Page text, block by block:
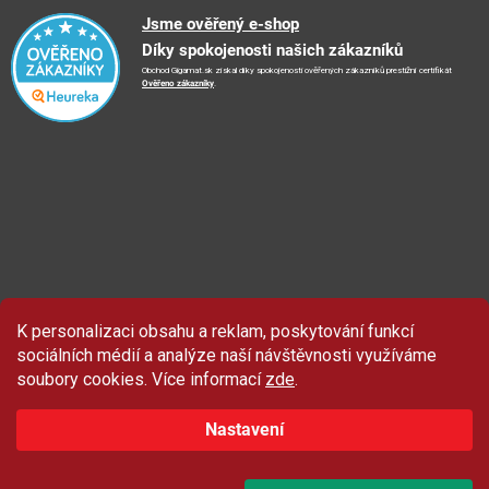
K personalizaci obsahu a reklam, poskytování funkcí
sociálních médií a analýze naší návštěvnosti využíváme
soubory cookies. Více informací zde.
Nastavení
Reklamační řád
Vrácení zboží a reklamace
Doporučení při nákupu
Ochrana osobních údajů
📺TV reklama
📝Blog
🤝 Partneři
Podporujeme
🏨FN Bulovka
🏨Nemocnice Homolka
Jsme ověřený e-shop
Díky spokojenosti našich zákazníků
Obchod Gigamat.sk získal díky spokojenosti ověřených zákazníků prestižní certifikát
Ověřeno zákazníky.
Sleva 100 Kčna produkty značky Asist.